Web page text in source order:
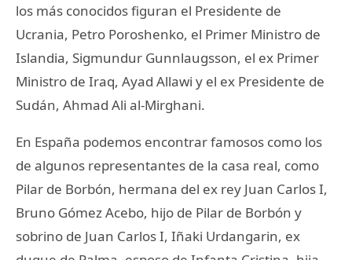
los más conocidos figuran el Presidente de
Ucrania, Petro Poroshenko, el Primer Ministro de
Islandia, Sigmundur Gunnlaugsson, el ex Primer
Ministro de Iraq, Ayad Allawi y el ex Presidente de
Sudán, Ahmad Ali al-Mirghani.
En España podemos encontrar famosos como los
de algunos representantes de la casa real, como
Pilar de Borbón, hermana del ex rey Juan Carlos I,
Bruno Gómez Acebo, hijo de Pilar de Borbón y
sobrino de Juan Carlos I, Iñaki Urdangarin, ex